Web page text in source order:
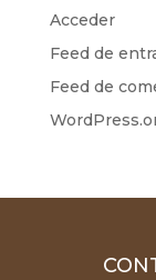
Acceder
Feed de
Feed de